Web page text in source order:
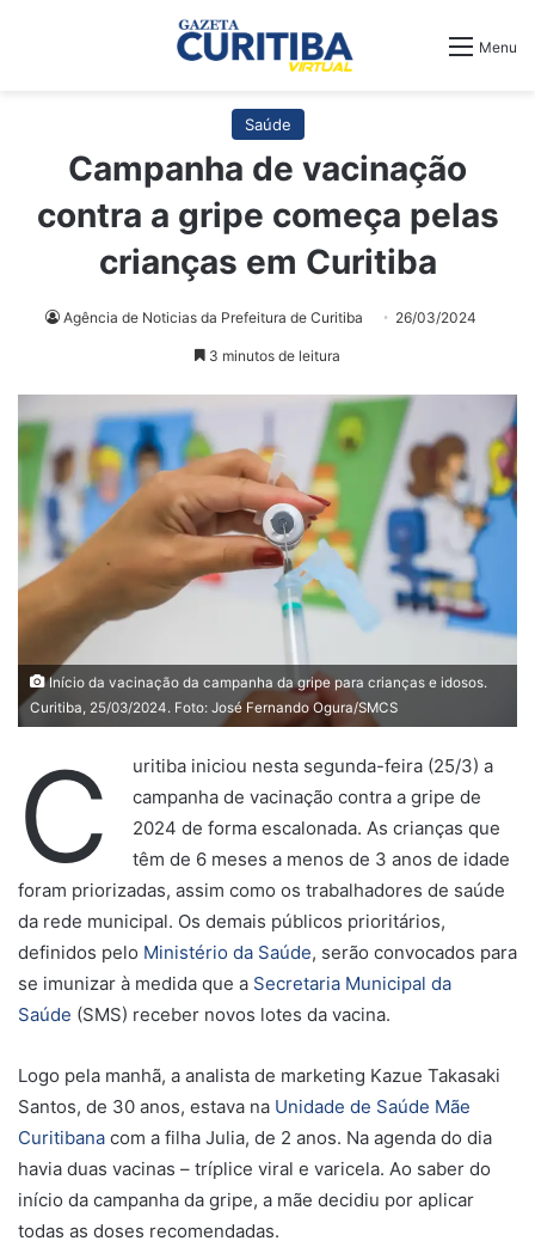
Menu
Saúde
Campanha de vacinação
contra a gripe começa pelas
crianças em Curitiba
Agência de Noticias da Prefeitura de Curitiba 26/03/2024
3 minutos de leitura
Início da vacinação da campanha da gripe para crianças e idosos.
Curitiba, 25/03/2024. Foto: José Fernando Ogura/SMCS
C
uritiba iniciou nesta segunda-feira (25/3) a
campanha de vacinação contra a gripe de
2024 de forma escalonada. As crianças que
têm de 6 meses a menos de 3 anos de idade
foram priorizadas, assim como os trabalhadores de saúde
da rede municipal. Os demais públicos prioritários,
definidos pelo Ministério da Saúde, serão convocados para
se imunizar à medida que a Secretaria Municipal da
Saúde (SMS) receber novos lotes da vacina.
Logo pela manhã, a analista de marketing Kazue Takasaki
Santos, de 30 anos, estava na Unidade de Saúde Mãe
Curitibana com a filha Julia, de 2 anos. Na agenda do dia
havia duas vacinas – tríplice viral e varicela. Ao saber do
início da campanha da gripe, a mãe decidiu por aplicar
todas as doses recomendadas.